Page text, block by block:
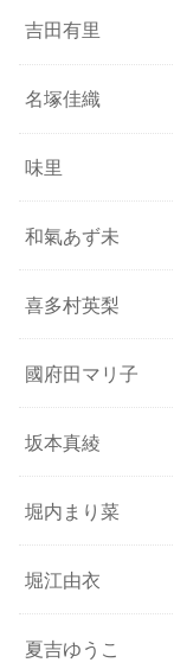
吉田有里
名塚佳織
味里
和氣あず未
喜多村英梨
國府田マリ子
坂本真綾
堀内まり菜
堀江由衣
夏吉ゆうこ